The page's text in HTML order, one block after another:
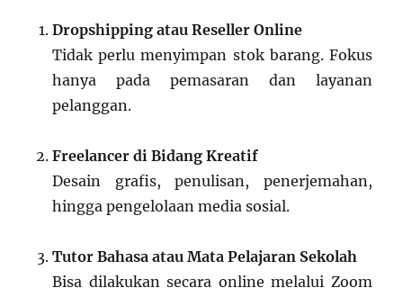
Dropshipping atau Reseller Online
Tidak perlu menyimpan stok barang. Fokus
hanya pada pemasaran dan layanan
pelanggan.
Freelancer di Bidang Kreatif
Desain grafis, penulisan, penerjemahan,
hingga pengelolaan media sosial.
Tutor Bahasa atau Mata Pelajaran Sekolah
Bisa dilakukan secara online melalui Zoom